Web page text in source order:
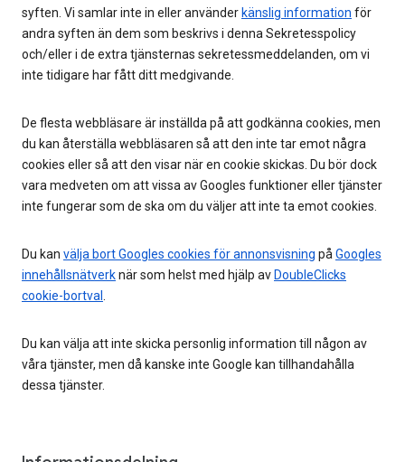
syften. Vi samlar inte in eller använder känslig information för
andra syften än dem som beskrivs i denna Sekretesspolicy
och/eller i de extra tjänsternas sekretessmeddelanden, om vi
inte tidigare har fått ditt medgivande.
De flesta webbläsare är inställda på att godkänna cookies, men
du kan återställa webbläsaren så att den inte tar emot några
cookies eller så att den visar när en cookie skickas. Du bör dock
vara medveten om att vissa av Googles funktioner eller tjänster
inte fungerar som de ska om du väljer att inte ta emot cookies.
Du kan välja bort Googles cookies för annonsvisning på Googles
innehållsnätverknär som helst med hjälp av DoubleClicks
cookie-bortval
Du kan välja att inte skicka personlig information till någon av
våra tjänster, men då kanske inte Google kan tillhandahålla
dessa tjänster.